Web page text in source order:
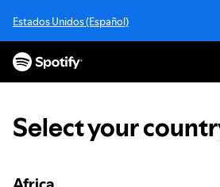
i
Estados Unidos (Español)
Select your